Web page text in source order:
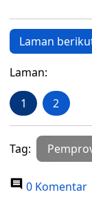
Laman
Laman:
1 2
Tag:
0 Komentar